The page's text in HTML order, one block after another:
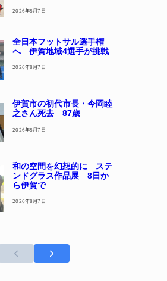
2026年8月7日
全日本フットサル選手権
へ 伊賀地域4選手が挑戦
2026年8月7日
伊賀市の初代市長・今岡睦
之さん死去 87歳
2026年8月7日
和の空間を幻想的に ステ
ンドグラス作品展 8日か
ら伊賀で
2026年8月7日